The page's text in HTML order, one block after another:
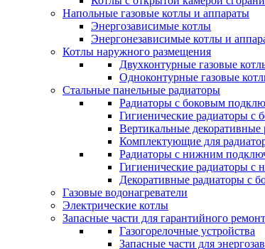
Напольные газовые котлы и аппараты
Энергозависимые котлы
Энергонезависимые котлы и
Котлы наружного размещения
Двухконтурные газовые
Одноконтурные газовые
Стальные панельные радиаторы
Радиаторы c боковым
Гигиенические радиаторы c
Вертикальные
Комплектующие для
Радиаторы c нижним
Гигиенические радиаторы
Декоративные радиаторы с
Газовые водонагреватели
Электрические котлы
Запасные части для гарантийного
Газогорелочные устройства
Запасные части для